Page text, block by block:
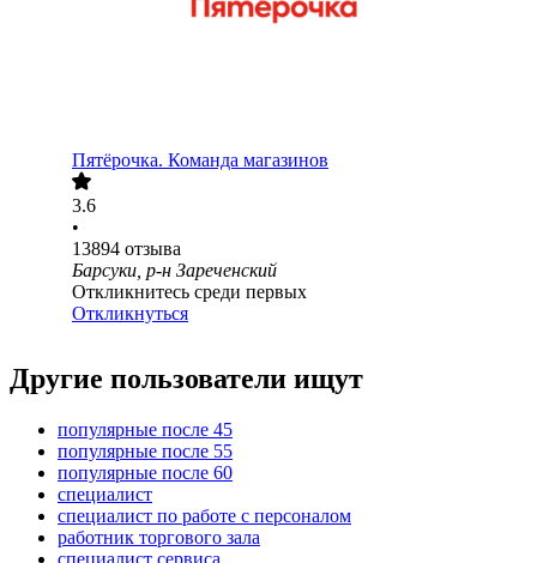
Пятёрочка. Команда магазинов
3.6
•
13894 отзыва
Барсуки, р-н Зареченский
Откликнитесь среди первых
Откликнуться
Другие пользователи ищут
популярные после 45
популярные после 55
популярные после 60
специалист
специалист по работе с персоналом
работник торгового зала